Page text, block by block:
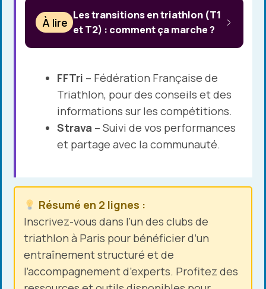
À lire
Les transitions en triathlon (T1
et T2) : comment ça marche ?
FFTri – Fédération Française de
Triathlon, pour des conseils et des
informations sur les compétitions.
Strava – Suivi de vos performances
et partage avec la communauté.
Résumé en 2 lignes :
Inscrivez-vous dans l’un des clubs de
triathlon à Paris pour bénéficier d’un
entraînement structuré et de
l’accompagnement d’experts. Profitez des